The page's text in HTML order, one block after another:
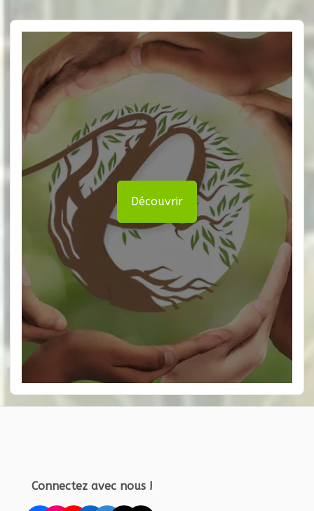
Découvrir
Connectez avec nous !